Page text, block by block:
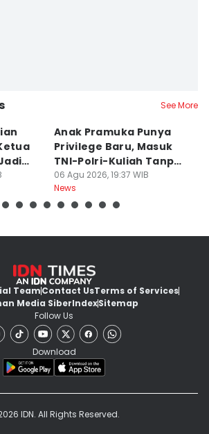
See More
Anak Pramuka Punya
Privilege Baru, Masuk
TNI-Polri-Kuliah Tanpa
Tes
06 Agu 2026, 19:37 WIB
News
TeamContact UsTerms of Services
Media SiberIndexSitemap
Follow Us
Download
IDN. All Rights Reserved.